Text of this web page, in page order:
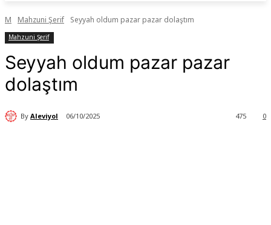
M Mahzuni Şerif Seyyah oldum pazar pazar dolaştım
Mahzuni Şerif
Seyyah oldum pazar pazar
dolaştım
By Aleviyol 06/10/2025 0
475